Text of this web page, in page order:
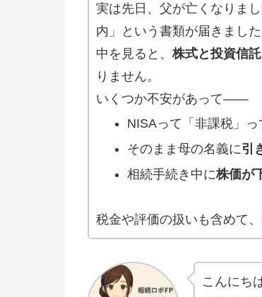
実は先日、父が亡くなりま
内」という書類が届きました
中を見ると、株式と投資信
りません。
いくつか不安があって――
NISAって「非課税」っ
そのまま母の名義に引
相続手続き中に株価が
税金や評価の扱いも含めて
こんにち